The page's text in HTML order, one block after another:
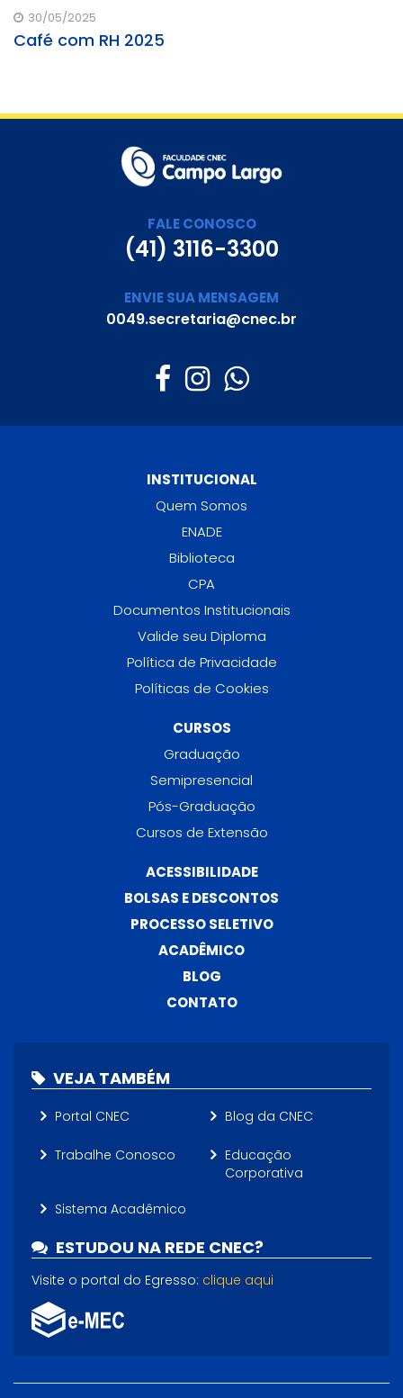
escolar e parcerias com prefeituras durante e
30/05/2025
Café com RH 2025
FALE CONOSCO
(41) 3116-3300
ENVIE SUA MENSAGEM
0049.secretaria@cnec.br
INSTITUCIONAL
Quem Somos
ENADE
Biblioteca
CPA
Documentos Institucionais
Valide seu Diploma
Política de Privacidade
Políticas de Cookies
CURSOS
Graduação
Semipresencial
Pós-Graduação
Cursos de Extensão
ACESSIBILIDADE
BOLSAS E DESCONTOS
PROCESSO SELETIVO
ACADÊMICO
BLOG
CONTATO
VEJA TAMBÉM
Portal CNEC Blog da CNEC
Trabalhe Conosco
Educação
Corporativa
Sistema Acadêmico
ESTUDOU NA REDE CNEC?
Visite o portal do Egresso: clique aqui